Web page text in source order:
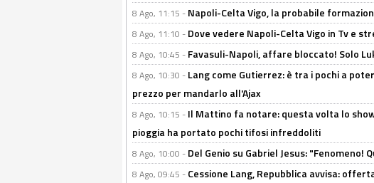
8 Ago, 11:15 - Napoli-Celta Vigo, la probabile
8 Ago, 11:10 - Dove vedere Napoli-Celta Vigo in Tv e
8 Ago, 10:45 - Favasuli-Napoli, affare bloccato! Solo
8 Ago, 10:30 - Lang come Gutierrez: è tra i pochi a
prezzo per mandarlo all'Ajax
8 Ago, 10:15 - Il Mattino fa notare: questa volta lo
pioggia ha portato pochi tifosi infreddoliti
8 Ago, 10:00 - Del Genio su Gabriel Jesus: "Fenomeno!
8 Ago, 09:45 - Cessione Lang, Repubblica avvisa: